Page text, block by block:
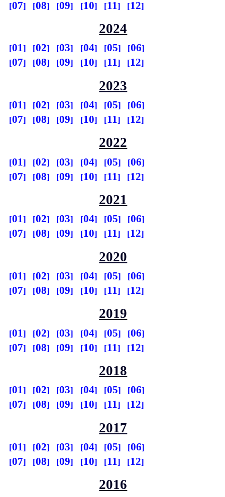
07 08 09 10 11 12
2024
01 02 03 04 05
06
07
08 09 10 11 12
2023
01 02 03 04 05
06
07
08 09 10 11 12
2022
01 02 03 04 05
06
07
08 09 10 11 12
2021
01 02 03 04 05
06
07
08 09 10 11 12
2020
01 02 03 04 05
06
07
08 09 10 11 12
2019
01 02 03 04 05
06
07
08 09 10 11 12
2018
01 02 03 04 05
06
07
08 09 10 11 12
2017
01 02 03 04 05
06
07
08 09 10 11 12
2016